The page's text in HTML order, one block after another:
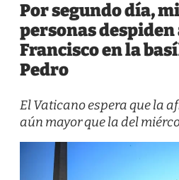
Por segundo día,
personas despiden
Francisco en la
Pedro
El Vaticano espera que la
aún mayor que la del